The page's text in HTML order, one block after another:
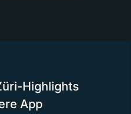
Highlights
App